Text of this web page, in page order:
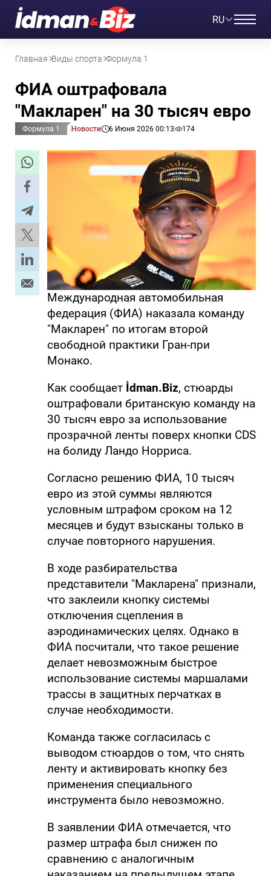
RU
Главная Виды спорта Формула 1
ФИА оштрафовала
"Макларен" на 30 тысяч евро
Формула 1 Новости 6 Июня 2026 00:13 174
Международная автомобильная
федерация (ФИА) наказала команду
"Макларен" по итогам второй
свободной практики Гран-при
Монако.
Как сообщает İdman.Biz, стюарды
оштрафовали британскую команду на
30 тысяч евро за использование
прозрачной ленты поверх кнопки CDS
на болиду Ландо Норриса.
Согласно решению ФИА, 10 тысяч
евро из этой суммы являются
условным штрафом сроком на 12
месяцев и будут взысканы только в
случае повторного нарушения.
В ходе разбирательства
представители "Макларена" признали,
что заклеили кнопку системы
отключения сцепления в
аэродинамических целях. Однако в
ФИА посчитали, что такое решение
делает невозможным быстрое
использование системы маршалами
трассы в защитных перчатках в
случае необходимости.
Команда также согласилась с
выводом стюардов о том, что снять
ленту и активировать кнопку без
применения специального
инструмента было невозможно.
В заявлении ФИА отмечается, что
размер штрафа был снижен по
сравнению с аналогичным